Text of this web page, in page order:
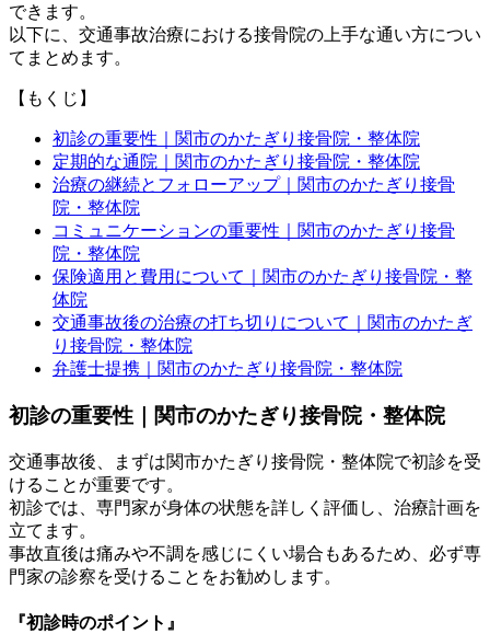
できます。
以下に、交通事故治療における接骨院の上手な通い方につい
てまとめます。
【もくじ】
初診の重要性｜関市のかたぎり接骨院・整体院
定期的な通院｜関市のかたぎり接骨院・整体院
治療の継続とフォローアップ｜関市のかたぎり接骨
院・整体院
コミュニケーションの重要性｜関市のかたぎり接骨
院・整体院
保険適用と費用について｜関市のかたぎり接骨院・整
体院
交通事故後の治療の打ち切りについて｜関市のかたぎ
り接骨院・整体院
弁護士提携｜関市のかたぎり接骨院・整体院
初診の重要性｜関市のかたぎり接骨院・整体院
交通事故後、まずは関市かたぎり接骨院・整体院で初診を受
けることが重要です。
初診では、専門家が身体の状態を詳しく評価し、治療計画を
立てます。
事故直後は痛みや不調を感じにくい場合もあるため、必ず専
門家の診察を受けることをお勧めします。
『初診時のポイント』